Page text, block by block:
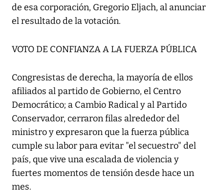
de esa corporación, Gregorio Eljach, al anunciar
el resultado de la votación.
VOTO DE CONFIANZA A LA FUERZA PÚBLICA
Congresistas de derecha, la mayoría de ellos
afiliados al partido de Gobierno, el Centro
Democrático; a Cambio Radical y al Partido
Conservador, cerraron filas alrededor del
ministro y expresaron que la fuerza pública
cumple su labor para evitar "el secuestro" del
país, que vive una escalada de violencia y
fuertes momentos de tensión desde hace un
mes.